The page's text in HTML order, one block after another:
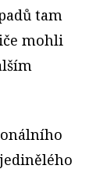
tam
mohli